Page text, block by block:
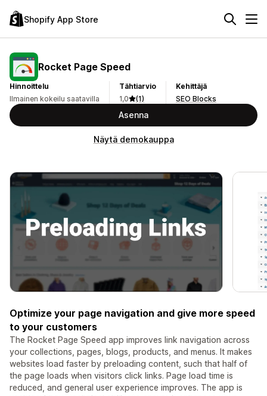
Shopify App Store
Rocket Page Speed
Hinnoittelu
Ilmainen kokeilu saatavilla
Tähtiarvio
1,0
(1)
Kehittäjä
SEO Blocks
Asenna
Näytä demokauppa
Optimize your page navigation and give more speed
to your customers
The Rocket Page Speed app improves link navigation across
your collections, pages, blogs, products, and menus. It makes
websites load faster by preloading content, such that half of
the page loads when visitors click links. Page load time is
reduced, and general user experience improves. The app is